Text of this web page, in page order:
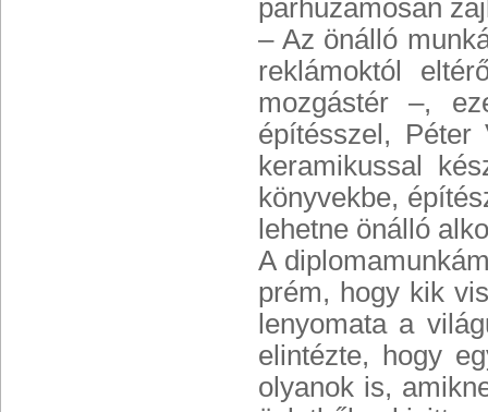
párhuzamosan
– Az önálló
reklámoktól
mozgástér –,
építésszel, Péter
keramikussal
könyvekbe,
lehetne önálló
A
prém, hogy kik
lenyomata a
elintézte, hogy
olyanok is,